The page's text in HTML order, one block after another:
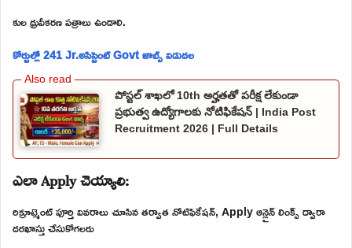
కుల ధ్రువీకరణ పత్రాలు ఉండాలి.
కోర్టుల్లో 241 Jr.అసిస్టెంట్ Govt జాబ్స్ విడుదల
పోస్టల్ శాఖలో 10th అర్హతతో పరీక్ష లేకుండా
ప్రభుత్వ ఉద్యోగాలకు నోటిఫికేషన్ | India Post
Recruitment 2026 | Full Details
ఎలా Apply చెయ్యాలి:
రిక్రూట్మెంట్ పూర్తి వివరాలు చూసిన తర్వాత నోటిఫికేషన్, Apply ఆన్లైన్ లింక్స్ ద్వారా
దరఖాస్తు చేసుకోగలరు